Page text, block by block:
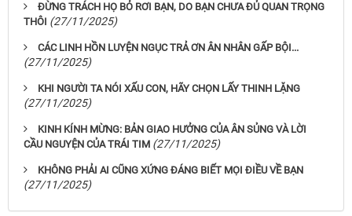
ĐỪNG TRÁCH HỌ BỎ RƠI BẠN, DO BẠN CHƯA ĐỦ QUAN TRỌNG
THÔI (27/11/2025)
CÁC LINH HỒN LUYỆN NGỤC TRẢ ƠN ÂN NHÂN GẤP BỘI...
(27/11/2025)
KHI NGƯỜI TA NÓI XẤU CON, HÃY CHỌN LẤY THINH LẶNG
(27/11/2025)
KINH KÍNH MỪNG: BẢN GIAO HƯỞNG CỦA ÂN SỦNG VÀ LỜI
CẦU NGUYỆN CỦA TRÁI TIM (27/11/2025)
KHÔNG PHẢI AI CŨNG XỨNG ĐÁNG BIẾT MỌI ĐIỀU VỀ BẠN
(27/11/2025)